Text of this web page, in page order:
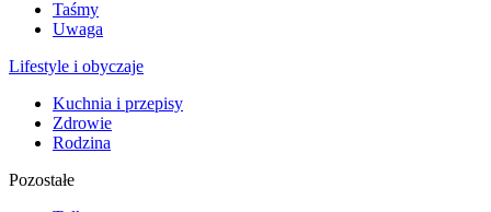
Taśmy
Uwaga
Lifestyle i obyczaje
Kuchnia i przepisy
Zdrowie
Rodzina
Pozostałe